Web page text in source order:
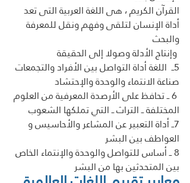
القرآن الكريم ، هى اللغة العربية التى تعد
أداة الإنسان لتلقى وفهم ونقل للمعرفة
والبحث
5ــ  اللغة أداة التواصل بين الأفراد والتجمعات
صناعة الانتماء والوحدة والإحتشاد
6 ــ تحافظ على الأرصدة المعرفية من العلوم
المختلفة ــ التراث ــ التي تملكها الشعوب
7ــ أداة التعبير عن المشاعر والأحاسيس و
العواطف بين البشر
8 ــ أساس للتواصل والوحدة والإنتماء الخاص
بين المتحدثين بها من البشر